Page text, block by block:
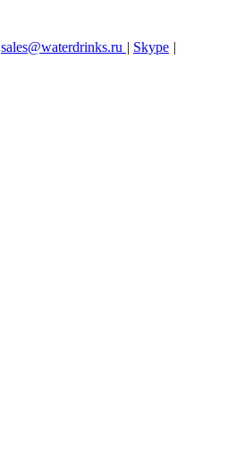
sales@waterdrinks.ru | Skype |